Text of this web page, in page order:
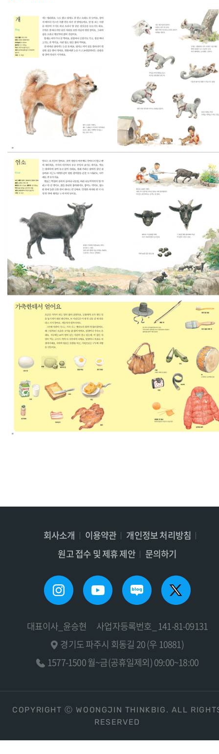
회사소개 이용약관
개인정보 처리방침
원고 접수 및 제휴 제안
문의하기
대표이사_윤승현
사업자등록번호_ 141-81-09131
경기도 파주시 회동길 20 (우 10881)
1577-1500 월~금(공휴일제외) 09:00~18:00
COPYRIGHT Ⓒ WOONGJIN THINKBIG. ALL
RESERVED